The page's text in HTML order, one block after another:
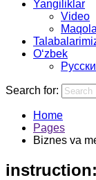
Yangiliklar
Video
Oʻzbek
Search for:
Home
Pages
Biznes va
instruction: